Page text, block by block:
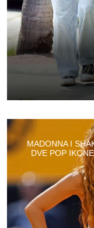
MADONNA I
DVE POP